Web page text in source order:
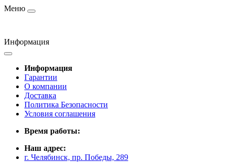
Меню
Информация
Информация
Гарантии
О компании
Доставка
Политика Безопасности
Условия соглашения
Время работы:
Наш адрес:
г. Челябинск, пр. Победы, 289